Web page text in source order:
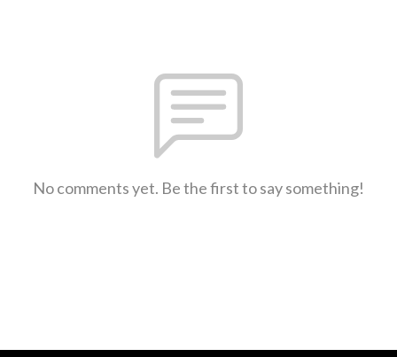
No comments yet. Be the first to say something!